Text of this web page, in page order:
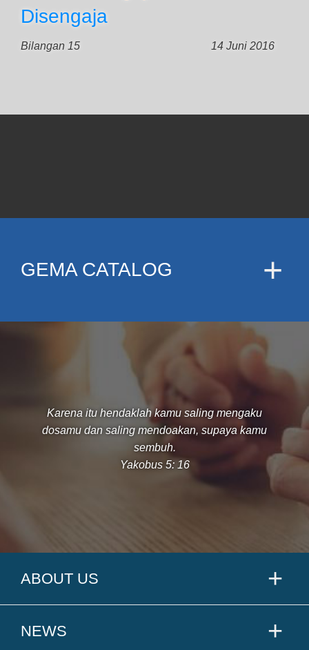
Disengaja
Bilangan 15 14 Juni 2016
GEMA CATALOG
Karena itu hendaklah kamu saling mengaku
dosamu dan saling mendoakan, supaya kamu
sembuh.
Yakobus 5: 16
ABOUT US
NEWS